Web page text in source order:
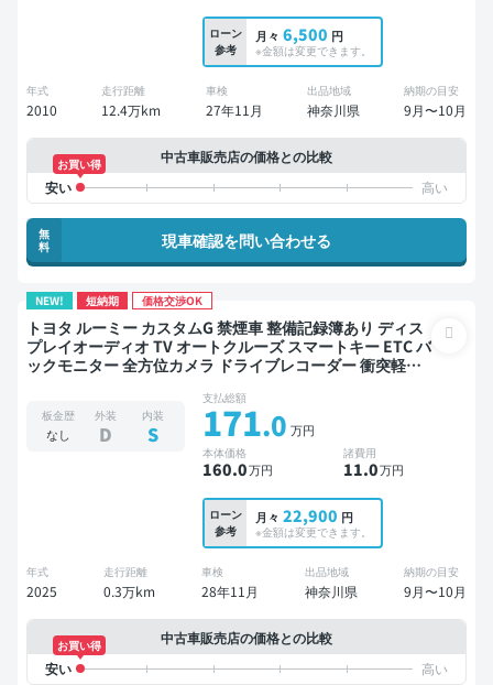
ローン
参考
月々 6,500 円
※金額は変更できます。
年式
2010
走行距離
12.4万km
車検
27年11月
出品地域
神奈川県
納期の目安
9月〜10月
中古車販売店の価格との比較
お買い得
無
料
現車確認を問い合わせる
NEW! 短納期 価格交渉OK
トヨタ ルーミー カスタムG 禁煙車 整備記録簿あり ディス
プレイオーディオ TV オートクルーズ スマートキー ETC バ
ックモニター 全方位カメラ ドライブレコーダー 衝突軽減
板金歴
なし
外装
D
内装
S
支払総額
171.0 万円
本体価格
160.0万円
諸費用
11.0万円
ローン
参考
月々 22,900 円
※金額は変更できます。
年式
2025
走行距離
0.3万km
車検
28年11月
出品地域
神奈川県
納期の目安
9月〜10月
中古車販売店の価格との比較
お買い得